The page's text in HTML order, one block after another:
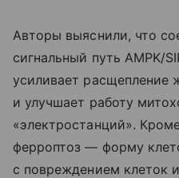
Авторы выяснили, что
сигнальный путь AMPK/
усиливает расщепление
и улучшает работу
«электростанций».
ферроптоз — форму
с повреждением клеток